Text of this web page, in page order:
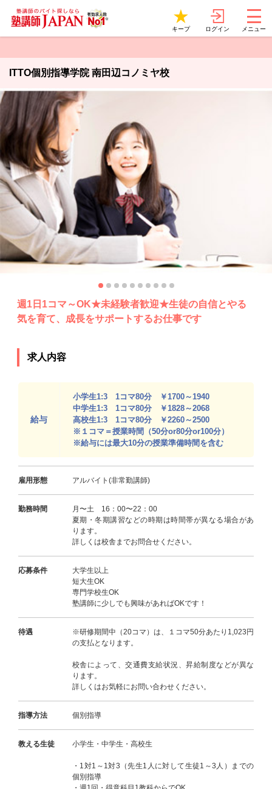
キープ ログイン メニュー
ITTO個別指導学院 南田辺コノミヤ校
週1日1コマ～OK★未経験者歓迎★生徒の自信とやる
気を育て、成長をサポートするお仕事です
求人内容
給与
小学生1:3 1コマ80分 ￥1700～1940
中学生1:3 1コマ80分 ￥1828～2068
高校生1:3 1コマ80分 ￥2260～2500
※１コマ＝授業時間（50分or80分or100分）
※給与には最大10分の授業準備時間を含む
雇用形態 アルバイト(非常勤講師)
勤務時間
月〜土 16：00〜22：00
夏期・冬期講習などの時期は時間帯が異なる場合があ
ります。
詳しくは校舎までお問合せください。
応募条件
大学生以上
短大生OK
専門学校生OK
塾講師に少しでも興味があればOKです！
待遇
※研修期間中（20コマ）は、１コマ50分あたり1,023円
の支払となります。
校舎によって、交通費支給状況、昇給制度などが異な
ります。
詳しくはお気軽にお問い合わせください。
指導方法 個別指導
教える生徒 小学生・中学生・高校生
・1対1～1対3（先生1人に対して生徒1～3人）までの
個別指導